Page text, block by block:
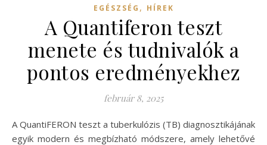
EGÉSZSÉG , HÍREK
A Quantiferon teszt
menete és tudnivalók a
pontos eredményekhez
február 8, 2025
A QuantiFERON teszt a tuberkulózis (TB) diagnosztikájának
egyik modern és megbízható módszere, amely lehetővé